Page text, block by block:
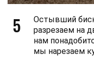
5
Остывший
разрезаем на
нам
мы нарезаем